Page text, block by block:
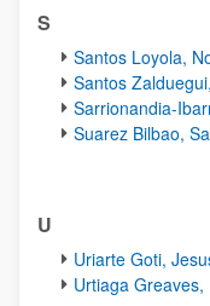
S
Santos Loyola,
Santos
Sarrionandia-
Suarez Bilbao,
U
Uriarte Goti,
Urtiaga